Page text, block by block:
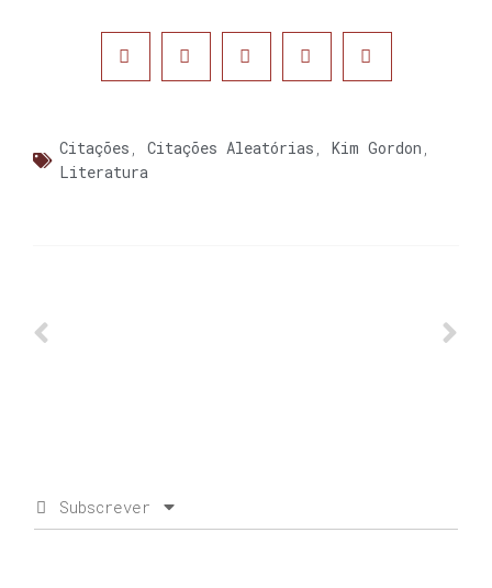
Citações Citações Aleatórias Kim Gordon
Literatura
Subscrever